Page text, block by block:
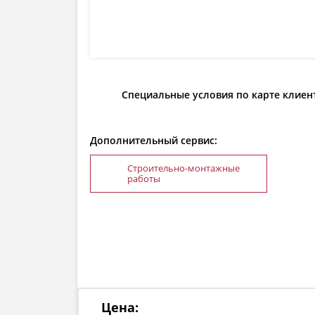
Специальные условия по карте
Дополнительный сервис:
Строительно-монтажные
работы
Цена: